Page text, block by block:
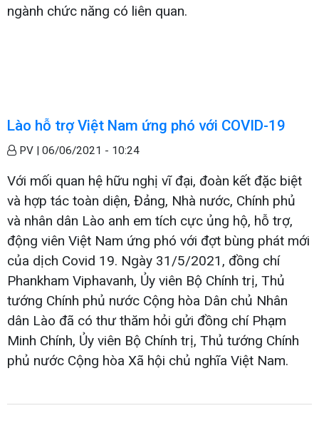
ngành chức năng có liên quan.
Lào hỗ trợ Việt Nam ứng phó với COVID-19
PV | 06/06/2021 - 10:24
Với mối quan hệ hữu nghị vĩ đại, đoàn kết đặc biệt
và hợp tác toàn diện, Đảng, Nhà nước, Chính phủ
và nhân dân Lào anh em tích cực ủng hộ, hỗ trợ,
động viên Việt Nam ứng phó với đợt bùng phát mới
của dịch Covid 19. Ngày 31/5/2021, đồng chí
Phankham Viphavanh, Ủy viên Bộ Chính trị, Thủ
tướng Chính phủ nước Cộng hòa Dân chủ Nhân
dân Lào đã có thư thăm hỏi gửi đồng chí Phạm
Minh Chính, Ủy viên Bộ Chính trị, Thủ tướng Chính
phủ nước Cộng hòa Xã hội chủ nghĩa Việt Nam.